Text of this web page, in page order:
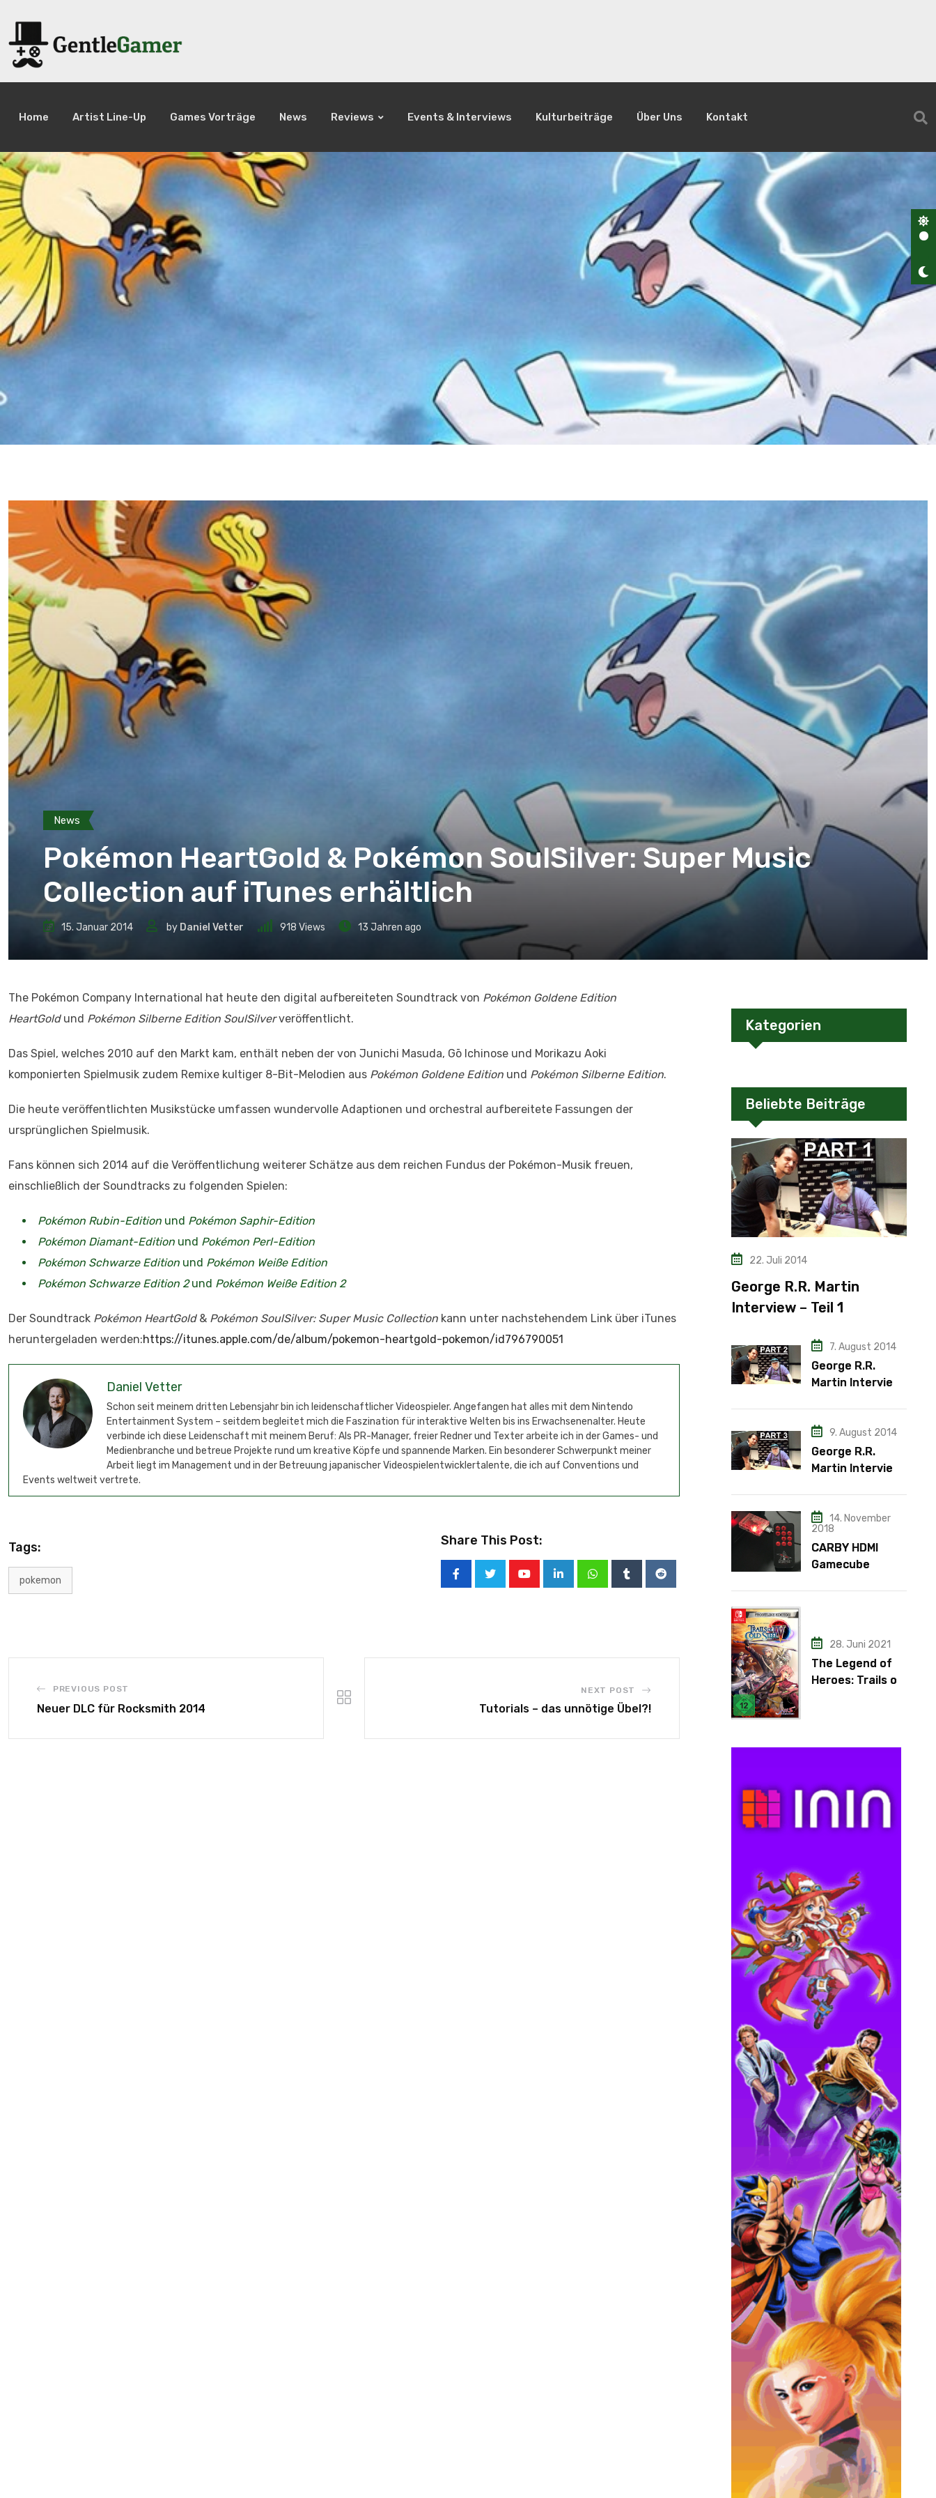
Home Artist Line-Up Games Vorträge News Reviews Events & Interviews Kulturbeiträge Über Uns Kontakt
News
Pokémon HeartGold & Pokémon SoulSilver: Super Music
Collection auf iTunes erhältlich
15. Januar 2014 by Daniel Vetter 918 Views 13 Jahren ago
The Pokémon Company International hat heute den digital aufbereiteten Soundtrack von Pokémon Goldene Edition
HeartGoldund Pokémon Silberne Edition SoulSilververöffentlicht.
Das Spiel, welches 2010 auf den Markt kam, enthält neben der von Junichi Masuda, Gō Ichinose und Morikazu Aoki
komponierten Spielmusik zudem Remixe kultiger 8-Bit-Melodien aus Pokémon Goldene Edition und Pokémon Silberne Edition.
Die heute veröffentlichten Musikstücke umfassen wundervolle Adaptionen und orchestral aufbereitete Fassungen der
ursprünglichen Spielmusik.
Fans können sich 2014 auf die Veröffentlichung weiterer Schätze aus dem reichen Fundus der Pokémon-Musik freuen,
einschließlich der Soundtracks zu folgenden Spielen:
Pokémon Rubin-Edition und Pokémon Saphir-Edition
Pokémon Diamant-Edition und Pokémon Perl-Edition
Pokémon Schwarze Edition und Pokémon Weiße Edition
Pokémon Schwarze Edition 2und Pokémon Weiße Edition 2
Der Soundtrack Pokémon HeartGold& Pokémon SoulSilver: Super Music Collection kann unter nachstehendem Link über iTunes
heruntergeladen werden:https://itunes.apple.com/de/album/pokemon-heartgold-pokemon/id796790051
Daniel Vetter
Schon seit meinem dritten Lebensjahr bin ich leidenschaftlicher Videospieler. Angefangen hat alles mit dem Nintendo
Entertainment System – seitdem begleitet mich die Faszination für interaktive Welten bis ins Erwachsenenalter. Heute
verbinde ich diese Leidenschaft mit meinem Beruf: Als PR-Manager, freier Redner und Texter arbeite ich in der Games- und
Medienbranche und betreue Projekte rund um kreative Köpfe und spannende Marken. Ein besonderer Schwerpunkt meiner
Arbeit liegt im Management und in der Betreuung japanischer Videospielentwicklertalente, die ich auf Conventions und
Events weltweit vertrete.
Tags:
pokemon
Share This Post:
PREVIOUS POST
Neuer DLC für Rocksmith 2014
NEXT POST
Tutorials – das unnötige Übel?!
Kategorien
Beliebte Beiträge
22. Juli 2014
George R.R. Martin
Interview – Teil 1
7. August 2014
George R.R.
Martin Interview
9. August 2014
George R.R.
Martin Interview
14. November
2018
CARBY HDMI
Gamecube
28. Juni 2021
The Legend of
Heroes: Trails of